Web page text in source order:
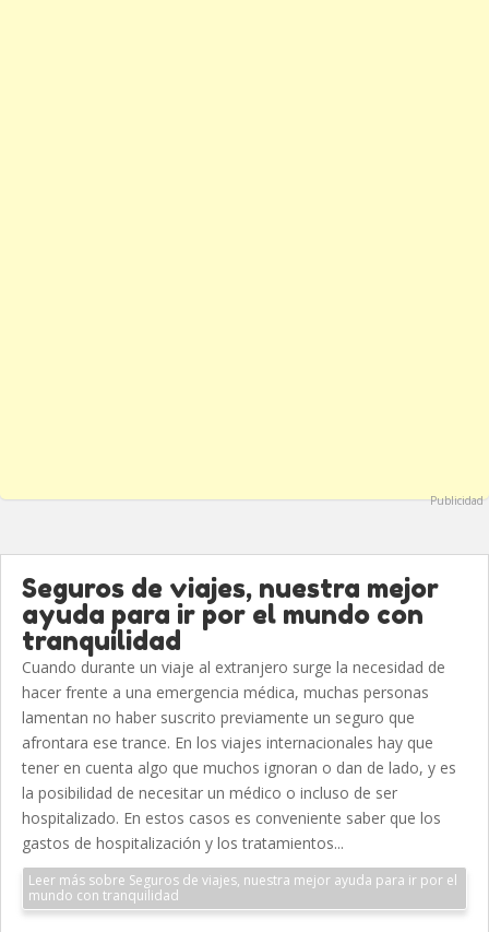
Publicidad
Seguros de viajes, nuestra mejor
ayuda para ir por el mundo con
tranquilidad
Cuando durante un viaje al extranjero surge la necesidad de
hacer frente a una emergencia médica, muchas personas
lamentan no haber suscrito previamente un seguro que
afrontara ese trance. En los viajes internacionales hay que
tener en cuenta algo que muchos ignoran o dan de lado, y es
la posibilidad de necesitar un médico o incluso de ser
hospitalizado. En estos casos es conveniente saber que los
gastos de hospitalización y los tratamientos...
Leer más sobre Seguros de viajes, nuestra mejor ayuda para ir por el
mundo con tranquilidad